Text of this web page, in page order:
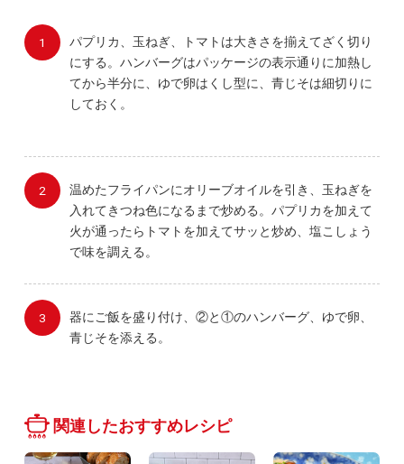
パプリカ、玉ねぎ、トマトは大きさを揃えてざく切り
にする。ハンバーグはパッケージの表示通りに加熱し
てから半分に、ゆで卵はくし型に、青じそは細切りに
しておく。
温めたフライパンにオリーブオイルを引き、玉ねぎを
入れてきつね色になるまで炒める。パプリカを加えて
火が通ったらトマトを加えてサッと炒め、塩こしょう
で味を調える。
器にご飯を盛り付け、②と①のハンバーグ、ゆで卵、
青じそを添える。
関連したおすすめレシピ